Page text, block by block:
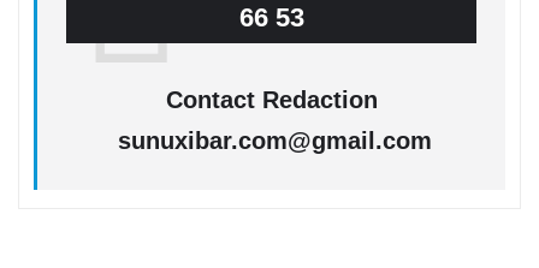
66 53
Contact Redaction
sunuxibar.com@gmail.com